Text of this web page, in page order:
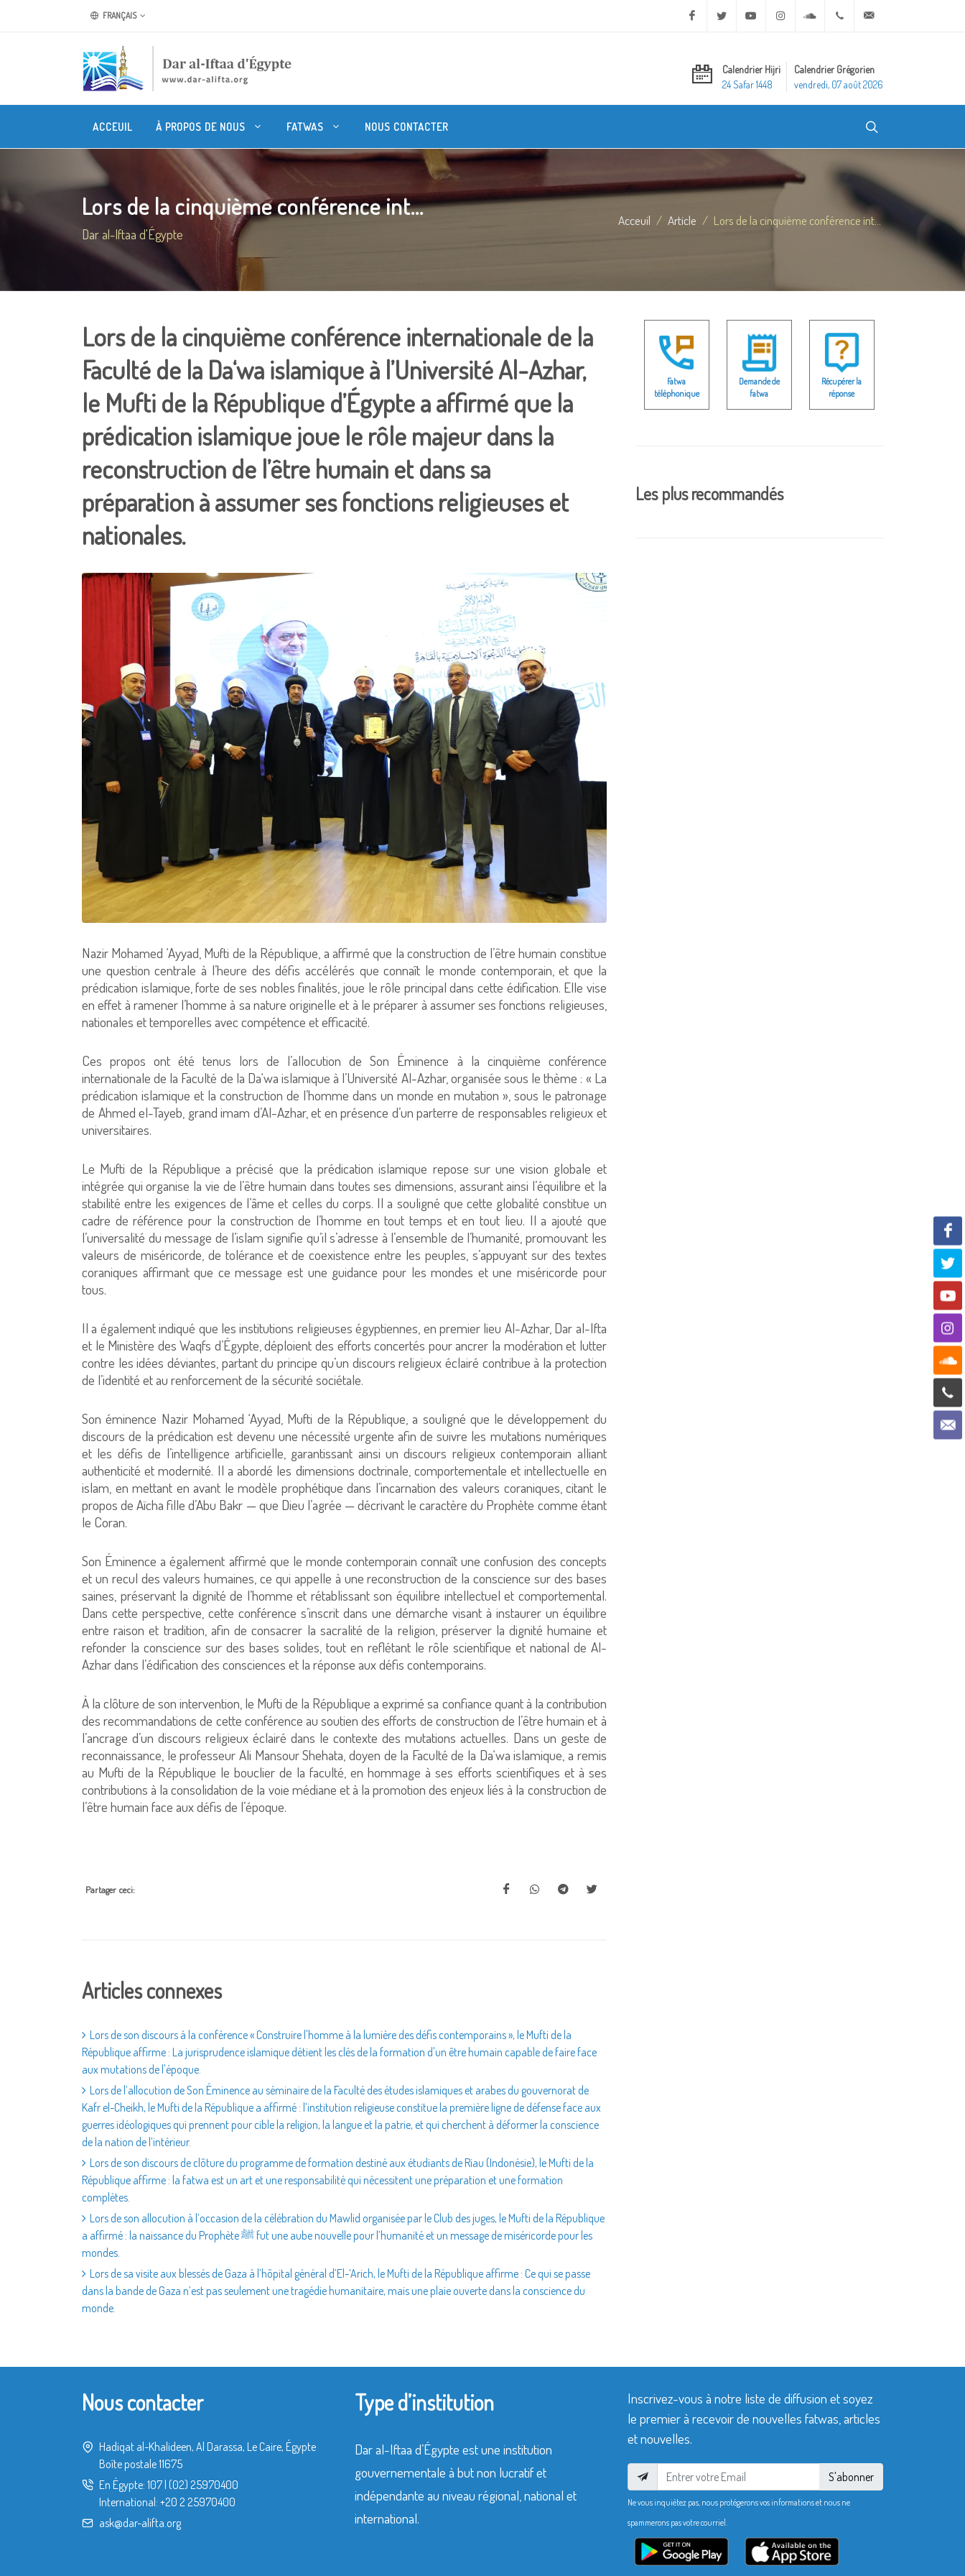
FRANÇAIS Facebook Twitter Youtube Instagram Soundcloud+20 2 25970400
Calendrier Hijri
24 Safar 1448
Calendrier Grégorien
vendredi, 07 août 2026
ACCEUIL À PROPOS DE NOUS FATWAS NOUS CONTACTER
Lors de la cinquième conférence int...
Dar al-Iftaa d'Égypte
Acceuil Article Lors de la cinquième conférence int...
Lors de la cinquième conférence internationale de la
Faculté de la Da‘wa islamique à l’Université Al-Azhar,
le Mufti de la République d’Égypte a affirmé que la
prédication islamique joue le rôle majeur dans la
reconstruction de l’être humain et dans sa
préparation à assumer ses fonctions religieuses et
nationales.
Nazir Mohamed ‘Ayyad, Mufti de la République, a affirmé que la construction de l’être humain constitue
une question centrale à l’heure des défis accélérés que connaît le monde contemporain, et que la
prédication islamique, forte de ses nobles finalités, joue le rôle principal dans cette édification. Elle vise
en effet à ramener l’homme à sa nature originelle et à le préparer à assumer ses fonctions religieuses,
nationales et temporelles avec compétence et efficacité.
Ces propos ont été tenus lors de l’allocution de Son Éminence à la cinquième conférence
internationale de la Faculté de la Da‘wa islamique à l’Université Al-Azhar, organisée sous le thème : « La
prédication islamique et la construction de l’homme dans un monde en mutation », sous le patronage
de Ahmed el-Tayeb, grand imam d’Al-Azhar, et en présence d’un parterre de responsables religieux et
universitaires.
Le Mufti de la République a précisé que la prédication islamique repose sur une vision globale et
intégrée qui organise la vie de l’être humain dans toutes ses dimensions, assurant ainsi l’équilibre et la
stabilité entre les exigences de l’âme et celles du corps. Il a souligné que cette globalité constitue un
cadre de référence pour la construction de l’homme en tout temps et en tout lieu. Il a ajouté que
l’universalité du message de l’islam signifie qu’il s’adresse à l’ensemble de l’humanité, promouvant les
valeurs de miséricorde, de tolérance et de coexistence entre les peuples, s’appuyant sur des textes
coraniques affirmant que ce message est une guidance pour les mondes et une miséricorde pour
tous.
Il a également indiqué que les institutions religieuses égyptiennes, en premier lieu Al-Azhar, Dar al-Ifta
et le Ministère des Waqfs d’Égypte, déploient des efforts concertés pour ancrer la modération et lutter
contre les idées déviantes, partant du principe qu’un discours religieux éclairé contribue à la protection
de l’identité et au renforcement de la sécurité sociétale.
Son éminence Nazir Mohamed ‘Ayyad, Mufti de la République, a souligné que le développement du
discours de la prédication est devenu une nécessité urgente afin de suivre les mutations numériques
et les défis de l’intelligence artificielle, garantissant ainsi un discours religieux contemporain alliant
authenticité et modernité. Il a abordé les dimensions doctrinale, comportementale et intellectuelle en
islam, en mettant en avant le modèle prophétique dans l’incarnation des valeurs coraniques, citant le
propos de Aïcha fille d’Abu Bakr — que Dieu l’agrée — décrivant le caractère du Prophète comme étant
le Coran.
Son Éminence a également affirmé que le monde contemporain connaît une confusion des concepts
et un recul des valeurs humaines, ce qui appelle à une reconstruction de la conscience sur des bases
saines, préservant la dignité de l’homme et rétablissant son équilibre intellectuel et comportemental.
Dans cette perspective, cette conférence s’inscrit dans une démarche visant à instaurer un équilibre
entre raison et tradition, afin de consacrer la sacralité de la religion, préserver la dignité humaine et
refonder la conscience sur des bases solides, tout en reflétant le rôle scientifique et national de Al-
Azhar dans l’édification des consciences et la réponse aux défis contemporains.
À la clôture de son intervention, le Mufti de la République a exprimé sa confiance quant à la contribution
des recommandations de cette conférence au soutien des efforts de construction de l’être humain et à
l’ancrage d’un discours religieux éclairé dans le contexte des mutations actuelles. Dans un geste de
reconnaissance, le professeur Ali Mansour Shehata, doyen de la Faculté de la Da‘wa islamique, a remis
au Mufti de la République le bouclier de la faculté, en hommage à ses efforts scientifiques et à ses
contributions à la consolidation de la voie médiane et à la promotion des enjeux liés à la construction de
l’être humain face aux défis de l’époque.
Partager ceci:
Articles connexes
Lors de son discours à la conférence « Construire l'homme à la lumière des défis contemporains », le Mufti de la
République affirme : La jurisprudence islamique détient les clés de la formation d'un être humain capable de faire face
aux mutations de l'époque.
Lors de l’allocution de Son Éminence au séminaire de la Faculté des études islamiques et arabes du gouvernorat de
Kafr el-Cheikh, le Mufti de la République a affirmé : l’institution religieuse constitue la première ligne de défense face aux
guerres idéologiques qui prennent pour cible la religion, la langue et la patrie, et qui cherchent à déformer la conscience
de la nation de l’intérieur.
Lors de son discours de clôture du programme de formation destiné aux étudiants de Riau (Indonésie), le Mufti de la
République affirme : la fatwa est un art et une responsabilité qui nécessitent une préparation et une formation
complètes.
Lors de son allocution à l’occasion de la célébration du Mawlid organisée par le Club des juges, le Mufti de la République
a affirmé : la naissance du Prophète ﷺ fut une aube nouvelle pour l’humanité et un message de miséricorde pour les
mondes.
Lors de sa visite aux blessés de Gaza à l’hôpital général d’El-‘Arich, le Mufti de la République affirme : Ce qui se passe
dans la bande de Gaza n’est pas seulement une tragédie humanitaire, mais une plaie ouverte dans la conscience du
monde.
Fatwa
téléphonique
Demande de
fatwa
Récupérer la
réponse
Les plus recommandés
Nous contacter
Hadiqat al-Khalideen, Al Darassa, Le Caire, Égypte
Boîte postale 11675
En Égypte: 107| (02) 25970400
International: +20 2 25970400
ask@dar-alifta.org
Type d’institution
Dar al-Iftaa d’Égypte est une institution
gouvernementale à but non lucratif et
indépendante au niveau régional, national et
international.
Inscrivez-vous à notre liste de diffusion et soyez
le premier à recevoir de nouvelles fatwas, articles
et nouvelles.
S'abonner
Ne vous inquiétez pas, nous protégerons vos informations et nous ne
spammerons pas votre courriel.